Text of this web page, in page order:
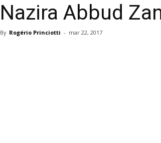
Nazira Abbud
By Rogério Princiotti - mar 22, 2017